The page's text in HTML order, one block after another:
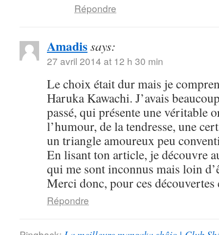
Répondre
Amadissays:
27 avril 2014 at 12 h 30 min
Le choix était dur mais je
Haruka Kawachi. J’avais
passé, qui présente une véritable
l’humour, de la tendresse, une
un triangle amoureux peu
En lisant ton article, je découvre
qui me sont inconnus mais loin
Merci donc, pour ces
Répondre